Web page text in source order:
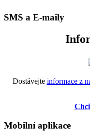
SMS a E-maily
Dostávejte informace z
Mobilní aplikace